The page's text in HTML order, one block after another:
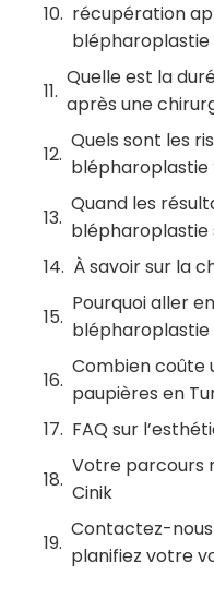
récupération
blépharoplastie
Quelle est la
après une
Quels sont les
blépharoplastie
Quand les
blépharoplastie
À savoir sur la
Pourquoi aller
blépharoplastie
Combien coûte
paupières en
FAQ sur
Votre parcours
Cinik
Contactez-
planifiez votre